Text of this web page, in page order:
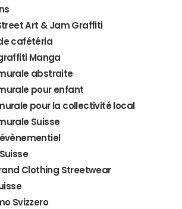
Art & Jam Graffiti
cafétéria
Manga
abstraite
pour enfant
pour la collectivité local
Suisse
Clothing Streetwear
Svizzero